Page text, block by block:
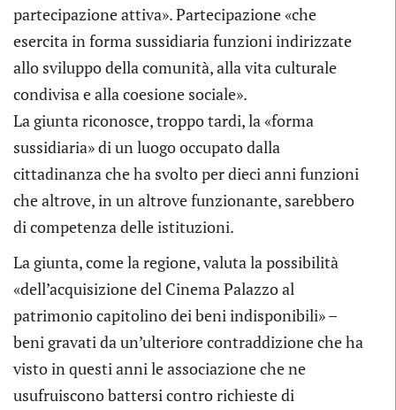
partecipazione attiva». Partecipazione «che
esercita in forma sussidiaria funzioni indirizzate
allo sviluppo della comunità, alla vita culturale
condivisa e alla coesione sociale».
La giunta riconosce, troppo tardi, la «forma
sussidiaria» di un luogo occupato dalla
cittadinanza che ha svolto per dieci anni funzioni
che altrove, in un altrove funzionante, sarebbero
di competenza delle istituzioni.
La giunta, come la regione, valuta la possibilità
«dell’acquisizione del Cinema Palazzo al
patrimonio capitolino dei beni indisponibili» –
beni gravati da un’ulteriore contraddizione che ha
visto in questi anni le associazione che ne
usufruiscono battersi contro richieste di